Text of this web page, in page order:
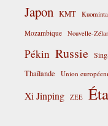
Japon KMT
Mozambique Nouvelle-
Pékin Russie
Thaïlande Union
Xi Jinping ZEE